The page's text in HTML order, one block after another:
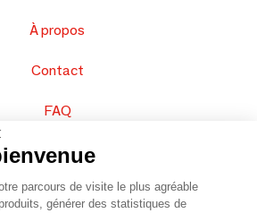
À propos
Contact
FAQ
vos produits
Plan du site
parcours de visite le plus agréable
générer des statistiques de